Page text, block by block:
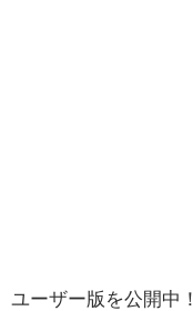
ユーザー版を公開中！